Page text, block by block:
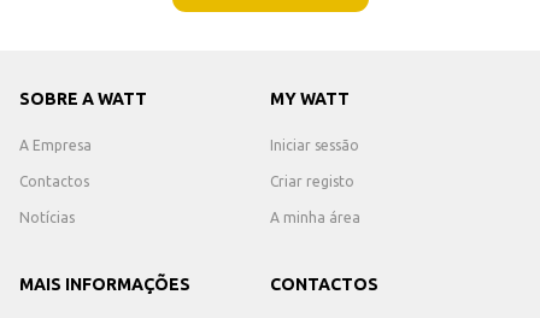
SOBRE A WATT
A Empresa
Contactos
Notícias
MY WATT
Iniciar sessão
Criar registo
A minha área
MAIS INFORMAÇÕES CONTACTOS